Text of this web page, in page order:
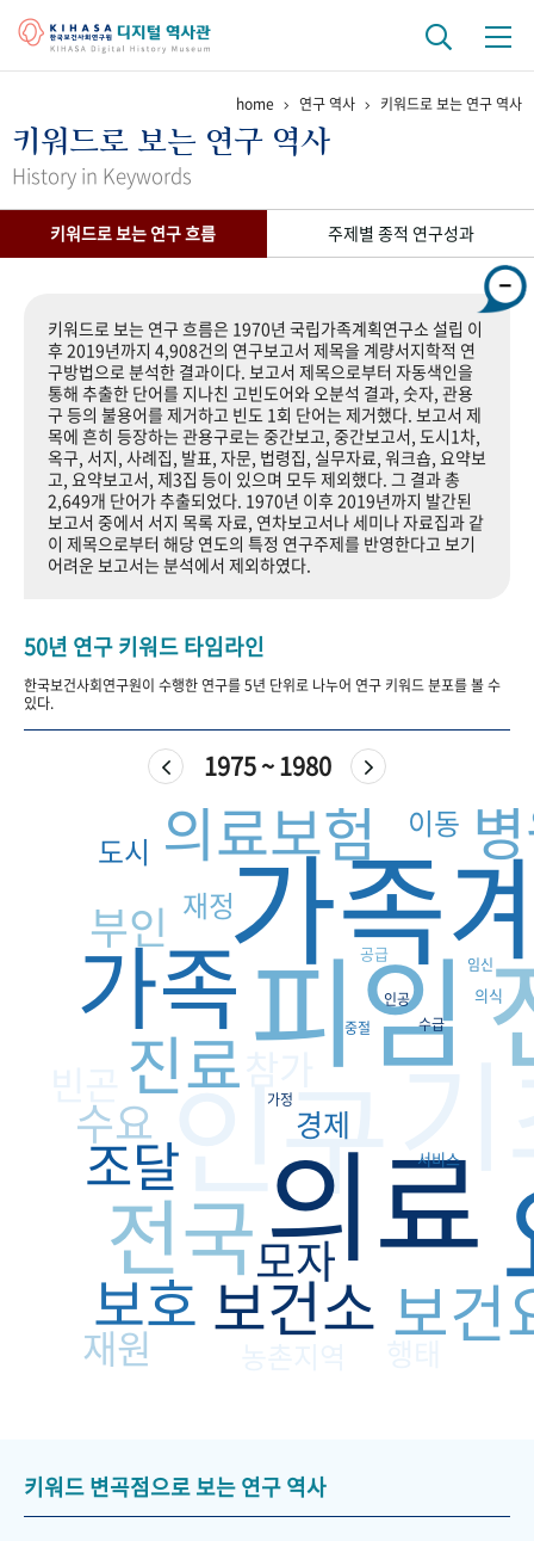
걸어온 길 기관 변천사 역대 기관장
연구 역사
기록물 아카이브
사진 아카이브 문서 기록물 행정박물 영상 기록물
+1주년 기념
성과 50선 숫자로 보는 50년 50+1주년 광장
세계와 함께 한 KIHASA
VR 역사관
home 연구 역사 키워드로 보는 연구 역사
키워드로 보는 연구 역사
History in Keywords
키워드로 보는 연구 흐름 주제별 종적 연구성과
키워드로 보는 연구 흐름은 1970년 국립가족계획연구소 설립 이
후 2019년까지 4,908건의 연구보고서 제목을 계량서지학적 연
구방법으로 분석한 결과이다. 보고서 제목으로부터 자동색인을
통해 추출한 단어를 지나친 고빈도어와 오분석 결과, 숫자, 관용
구 등의 불용어를 제거하고 빈도 1회 단어는 제거했다. 보고서 제
목에 흔히 등장하는 관용구로는 중간보고, 중간보고서, 도시1차,
옥구, 서지, 사례집, 발표, 자문, 법령집, 실무자료, 워크숍, 요약보
고, 요약보고서, 제3집 등이 있으며 모두 제외했다. 그 결과 총
2,649개 단어가 추출되었다. 1970년 이후 2019년까지 발간된
보고서 중에서 서지 목록 자료, 연차보고서나 세미나 자료집과 같
이 제목으로부터 해당 연도의 특정 연구주제를 반영한다고 보기
어려운 보고서는 분석에서 제외하였다.
50년 연구 키워드 타임라인
한국보건사회연구원이 수행한 연구를 5년 단위로 나누어 연구 키워드 분포를 볼 수
있다.
1975 ~ 1980
인구의료
가족
피임
가족
전국
진료
보건
보건소
의료보험
보호
조달
모자
수요
부인
재원
경제
이동
재정
도시
서비스
공급
의식
가정
수급
임신
인공
중절
키워드 변곡점으로 보는 연구 역사